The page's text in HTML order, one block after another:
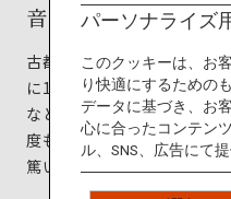
音羽山 清水寺
古都として有名な京都の
に1,200年の歴史あふれる
などのご利益があると今
度も大火災に見舞われ焼
篤い信仰によって再建さ
パーソナライズ
このクッキーは、お
り快適にするための
データに基づき、お
心に合ったコンテン
ル、SNS、広告にて提